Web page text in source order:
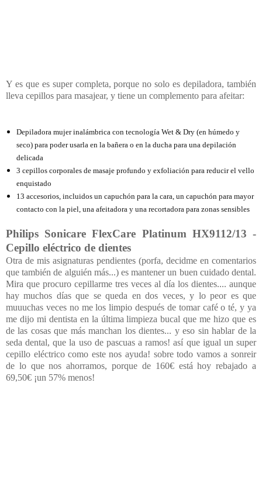
Y es que es super completa, porque no solo es depiladora, también
lleva cepillos para masajear, y tiene un complemento para afeitar:
Depiladora mujer inalámbrica con tecnología Wet & Dry (en húmedo y
seco) para poder usarla en la bañera o en la ducha para una depilación
delicada
3 cepillos corporales de masaje profundo y exfoliación para reducir el vello
enquistado
13 accesorios, incluidos un capuchón para la cara, un capuchón para mayor
contacto con la piel, una afeitadora y una recortadora para zonas sensibles
Philips Sonicare FlexCare Platinum HX9112/13 -
Cepillo eléctrico de dientes
Otra de mis asignaturas pendientes (porfa, decidme en comentarios
que también de alguién más...) es mantener un buen cuidado dental.
Mira que procuro cepillarme tres veces al día los dientes.... aunque
hay muchos días que se queda en dos veces, y lo peor es que
muuuchas veces no me los limpio después de tomar café o té, y ya
me dijo mi dentista en la última limpieza bucal que me hizo que es
de las cosas que más manchan los dientes... y eso sin hablar de la
seda dental, que la uso de pascuas a ramos! así que igual un super
cepillo eléctrico como este nos ayuda! sobre todo vamos a sonreir
de lo que nos ahorramos, porque de 160€ está hoy rebajado a
69,50€ ¡un 57% menos!